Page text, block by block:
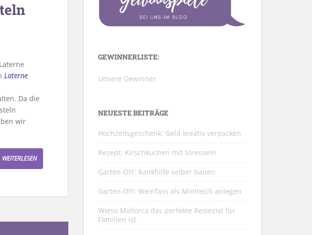
Laterne
Da die
wir
WEITERLESEN
GEWINNERLISTE:
Unsere Gewinner
NEUESTE BEITRÄGE
Hochzeitsgeschenk: Geld kreativ verpacken
Rezept: Kirschkuchen mit Streuseln
Garten-DIY: Rankhilfe selber bauen
Garten-DIY: Weinfass als Miniteich anlegen
Wieso Mallorca das perfekte Reiseziel für
Familien ist